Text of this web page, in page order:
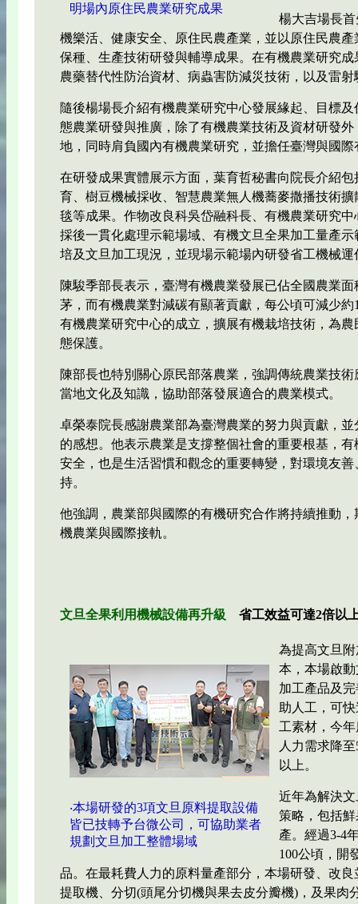
明場內原住民農業研究成果
楊大吉場長
機樂活、健康安全、原住民農產業，並以原住民農
保種、生產技術研發與輔導成果。在有機農業研究
農藥替代性防治資材、病蟲害防減災技術，以及雷
隨後楊場長介紹有機農業研究中心發展緣起、目標
態農業研發與推廣，除了有機農業技術及資材研發
地，同時肩負國內有機農業研究，並擔任臺灣與國
在研發成果實體展示方面，葉育哲秘書向院長介紹
育、樹豆機械採收、智慧農業無人機蕎麥撒播技術
毯等成果。作物改良科吳岱融科長、有機農業研究
採後一貫化處理示範場域、有機文旦全果加工量產
培及文旦加工現況，並現場示範場內研發省工機械運
陳駿季部長表示，臺灣有機農業發展已佔全國農業
茅，而有機農業對減碳有顯著貢獻，每公頃可減少
有機農業研究中心的成立，擴展有機栽培技術，為
態保護。
陳部長也特別關心原民部落農業，強調傳統農業技
當地文化及知識，協助部落發展適合的農業模式。
卓榮泰院長感謝農業部為臺灣農業的努力與貢獻，
的感想。他表示農業是支撐整個社會的重要根基，
安全，也是生活習慣和觀念的重要轉變，對環境友
持。
他強調，農業部與國際的有機研究合作將持續推動
機農業與國際接軌。
文旦全果利用機械設備再升級 省工效益可達2倍以
‧本場研發的3項文旦原料提取設備
皆已技轉予台微公司，可協助業者
規劃文旦加工整體場域
為提高文旦
本，本場啟
加工產品及
助人工，可
工素材，今
人力需求降
以上。
近年為解決
策略，包括
產。經過3-4
100公頃，開
品。在最耗費人力的原料量產部分，本場研發、改
提取機、分切(頭尾分切機與果去皮分瓣機)，及果肉